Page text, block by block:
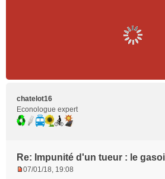
chatelot16
Econologue expert
Re: Impunité d'un tueur : le
07/01/18, 19:08